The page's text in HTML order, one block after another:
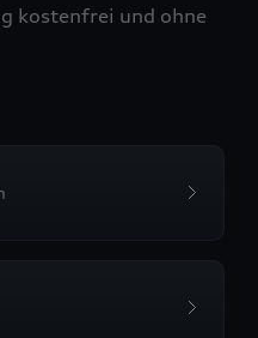
kostenfrei und ohne